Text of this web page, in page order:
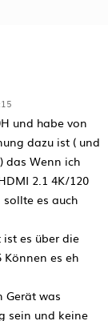
und habe von
dazu ist ( und
das Wenn ich
2.1 4K/120
sollte es auch
es über die
Können es eh
Gerät was
sein und keine